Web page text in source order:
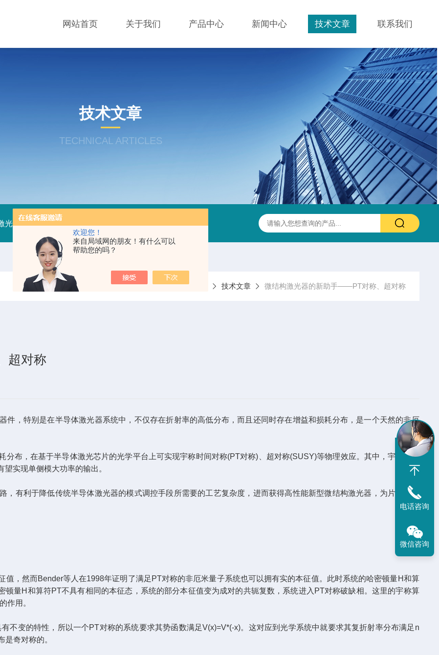
欢迎您！
来自局域网的朋友！有什么可以
帮助您的吗？
网站首页 关于我们 产品中心 新闻中心 技术文章 联系我们
技术文章
TECHNICAL ARTICLES
光器 RFLDM-RF射频激光二极管驱动（控制/电源） IR抛光硫化锌(ZnS)多光谱(透明)窗片 0.37-13.5um 25.4X3.0mm（
当前位置： 技术文章 微结构激光器的新助手——PT对称、超对称
超对称
，特别是在半导体激光器系统中，不仅存在折射率的高低分布，而且还同时存在增益和损耗分布，是一个天然的非厄
布，在基于半导体激光芯片的光学平台上可实现宇称时间对称(PT对称)、超对称(SUSY)等物理效应。其中，宇称时间
实现单侧模大功率的输出。
有利于降低传统半导体激光器的模式调控手段所需要的工艺复杂度，进而获得高性能新型微结构激光器，为片上光路
，然而Bender等人在1998年证明了满足PT对称的非厄米量子系统也可以拥有实的本征值。此时系统的哈密顿量H和算
量H和算符PT不具有相同的本征态，系统的部分本征值变为成对的共轭复数，系统进入PT对称破缺相。这里的宇称算
作用。
变的特性，所以一个PT对称的系统要求其势函数满足V(x)=V*(-x)。这对应到光学系统中就要求其复折射率分布满足n
是奇对称的。
电话咨询
微信咨询